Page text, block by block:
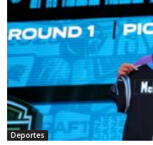
Deportes